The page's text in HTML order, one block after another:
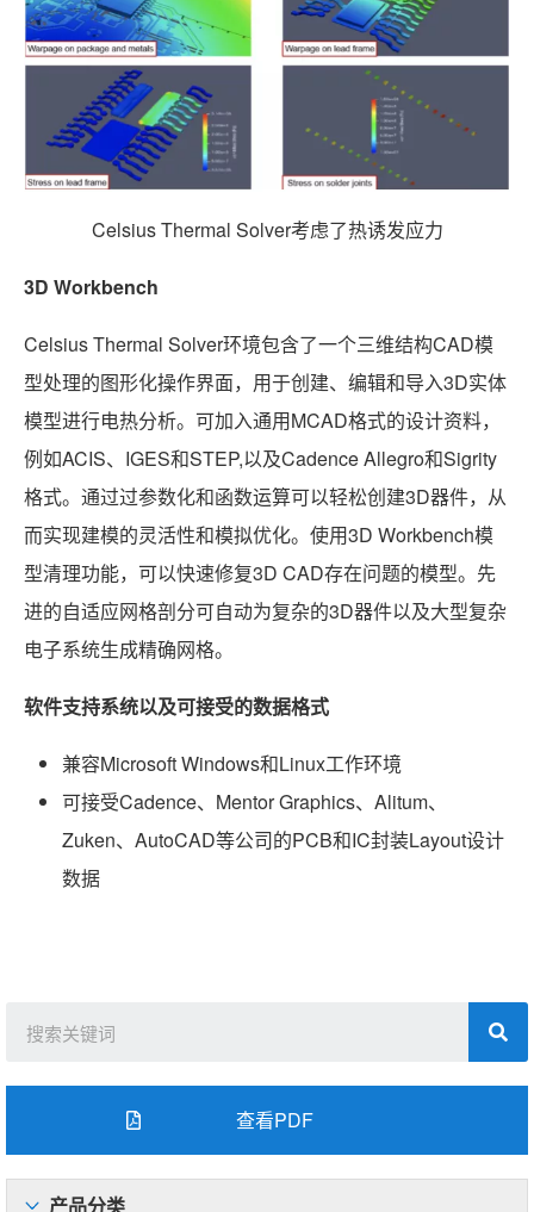
Celsius Thermal Solver考虑了热诱发应力
3D Workbench
Celsius Thermal Solver环境包含了一个三维结构CAD模
型处理的图形化操作界面，用于创建、编辑和导入3D实体
模型进行电热分析。可加入通用MCAD格式的设计资料，
例如ACIS、IGES和STEP,以及Cadence Allegro和Sigrity
格式。通过过参数化和函数运算可以轻松创建3D器件，从
而实现建模的灵活性和模拟优化。使用3D Workbench模
型清理功能，可以快速修复3D CAD存在问题的模型。先
进的自适应网格剖分可自动为复杂的3D器件以及大型复杂
电子系统生成精确网格。
软件支持系统以及可接受的数据格式
兼容Microsoft Windows和Linux工作环境
可接受Cadence、Mentor Graphics、Alitum、
Zuken、AutoCAD等公司的PCB和IC封装Layout设计
数据
查看PDF
产品分类